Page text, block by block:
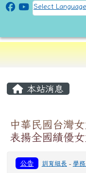
跳至主內容區
CLPS Site
Select Language
導覽列
本站消息
中華民國台灣
表揚全國績優
公告 訓育組長 - 學